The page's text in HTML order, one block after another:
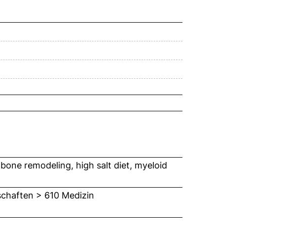
remodeling, high salt diet, myeloid
> 610 Medizin